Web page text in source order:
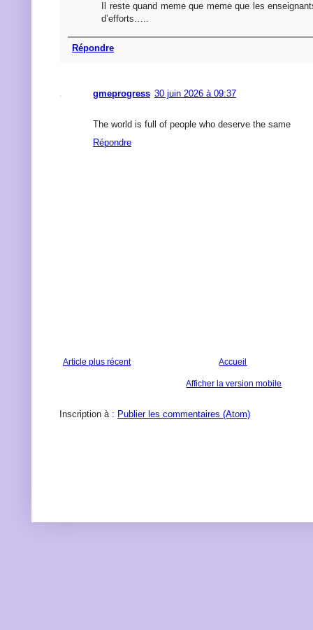
Il reste quand meme que meme que les
d’efforts…..
Répondre
gmeprogress 30 juin 2026 à 09:37
The world is full of people who deserve the same
Répondre
Article plus récent Accueil
Afficher la version mobile
Inscription à : Publier les commentaires (Atom)